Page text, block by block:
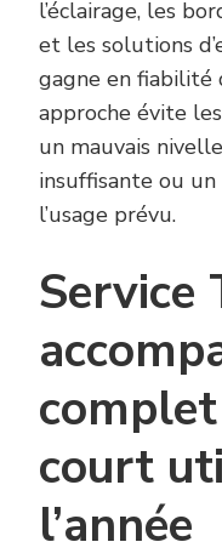
l’éclairage, les
et les solutions
gagne en fiabilité
approche évite
un mauvais
insuffisante ou
l’usage prévu.
Service
court
l’année